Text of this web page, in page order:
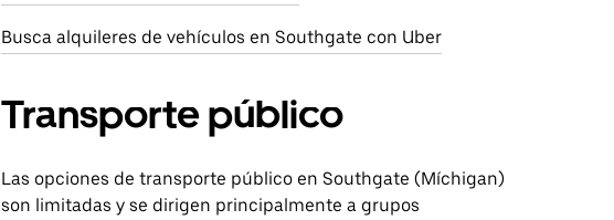
Busca alquileres de vehículos en Southgate con Uber
Transporte público
Las opciones de transporte público en Southgate (Míchigan)
son limitadas y se dirigen principalmente a grupos